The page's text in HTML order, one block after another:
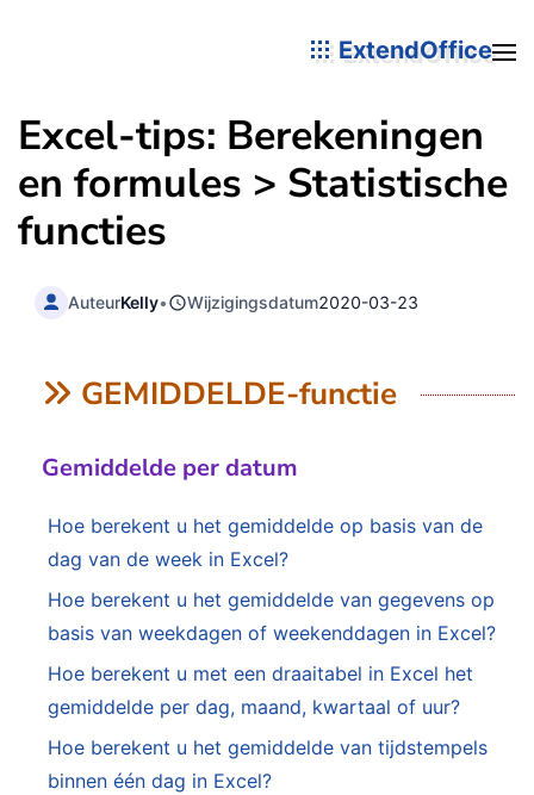
ExtendOffice
Excel-tips: Berekeningen
en formules > Statistische
functies
AuteurKelly• Wijzigingsdatum2020-03-23
GEMIDDELDE-functie
Gemiddelde per datum
Hoe berekent u het gemiddelde op basis van de
dag van de week in Excel?
Hoe berekent u het gemiddelde van gegevens op
basis van weekdagen of weekenddagen in Excel?
Hoe berekent u met een draaitabel in Excel het
gemiddelde per dag, maand, kwartaal of uur?
Hoe berekent u het gemiddelde van tijdstempels
binnen één dag in Excel?